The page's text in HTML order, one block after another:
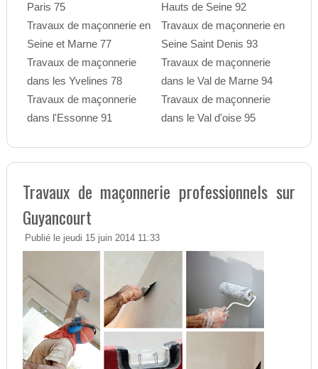
Paris 75
Travaux de maçonnerie en
Seine et Marne 77
Travaux de maçonnerie
dans les Yvelines 78
Travaux de maçonnerie
dans l'Essonne 91
Hauts de Seine 92
Travaux de maçonnerie en
Seine Saint Denis 93
Travaux de maçonnerie
dans le Val de Marne 94
Travaux de maçonnerie
dans le Val d'oise 95
Travaux de maçonnerie professionnels sur
Guyancourt
Publié le jeudi 15 juin 2014 11:33